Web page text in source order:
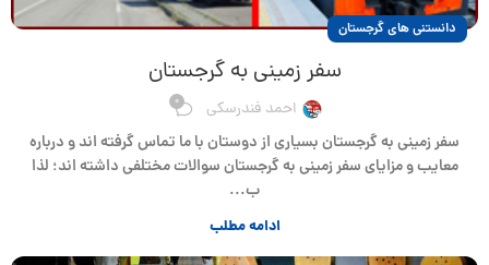
دانستنی های گرجستان
سفر زمینی به گرجستان
احمد فندرسکی 0
سفر زمینی به گرجستان بسیاری از دوستان با ما تماس گرفته اند و درباره
معایب و مزایای سفر زمینی به گرجستان سوالات مختلفی داشته اند؛ لذا
ب...
ادامه مطلب